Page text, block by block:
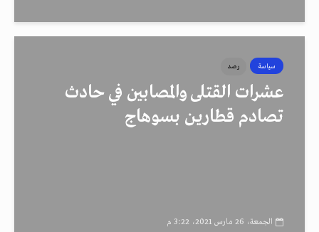
سياسة رصد
عشرات القتلى والمصابين في حادث
تصادم قطارين بسوهاج
الجمعة، 26 مارس 2021، 3:22 م